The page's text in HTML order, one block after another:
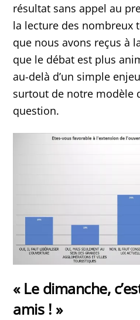
résultat sans appel au
la lecture des nombreux
que nous avons reçus à
que le débat est plus
au-delà d’un simple
surtout de notre modèle
question.
« Le dimanche,
amis ! »